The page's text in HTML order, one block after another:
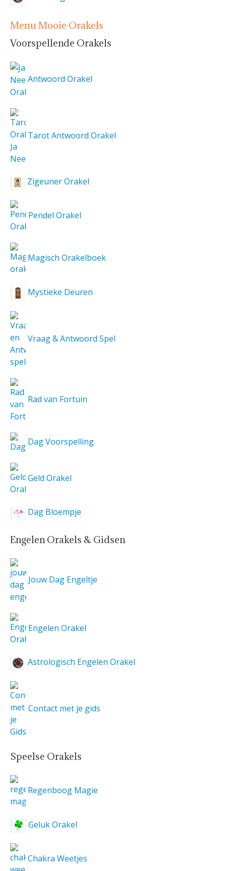
Menu Mooie Orakels
Voorspellende Orakels
Antwoord Orakel
Tarot Antwoord Orakel
Zigeuner Orakel
Pendel Orakel
Magisch Orakelboek
Mystieke Deuren
Vraag & Antwoord Spel
Rad van Fortuin
Dag Voorspelling
Geld Orakel
Dag Bloempje
Engelen Orakels & Gidsen
Jouw Dag Engeltje
Engelen Orakel
Astrologisch Engelen Orakel
Contact met je gids
Speelse Orakels
Regenboog Magie
Geluk Orakel
Chakra Weetjes